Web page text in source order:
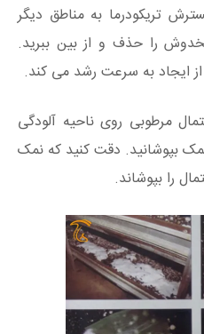
تریکودرما به مناطق دیگر
را حذف و از بین ببرید.
ایجاد به سرعت رشد می کند.
مرطوبی روی ناحیه آلودگی
بپوشانید. دقت کنید که نمک
را بپوشاند.